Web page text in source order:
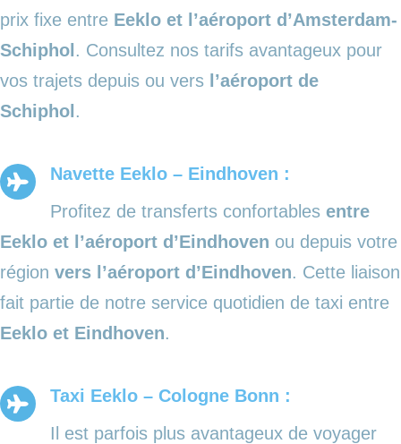
prix fixe entre Eeklo et l’aéroport d’Amsterdam-
Schiphol . Consultez nos tarifs avantageux pour
vos trajets depuis ou vers l’aéroport de
Schiphol .
Navette Eeklo – Eindhoven :
Profitez de transferts confortables entre
Eeklo et l’aéroport d’Eindhoven ou depuis votre
région vers l’aéroport d’Eindhoven. Cette liaison
fait partie de notre service quotidien de taxi entre
Eeklo et Eindhoven.
Taxi Eeklo – Cologne Bonn :
Il est parfois plus avantageux de voyager